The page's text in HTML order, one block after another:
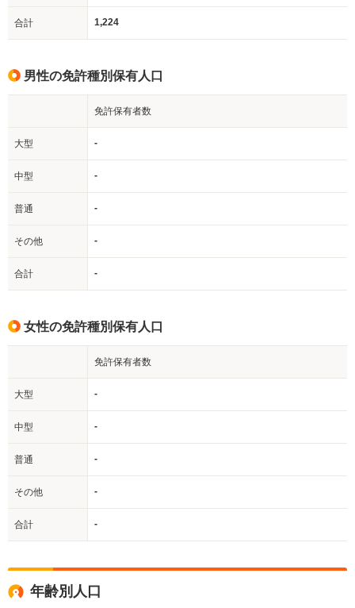
合計 1,224
男性の免許種別保有人口
免許保有者数
大型 -
中型 -
普通 -
その他 -
合計 -
女性の免許種別保有人口
免許保有者数
大型 -
中型 -
普通 -
その他 -
合計 -
年齢別人口